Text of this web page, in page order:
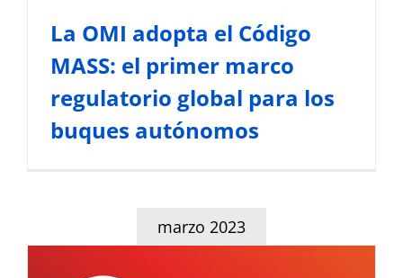
La OMI adopta el Código
MASS: el primer marco
regulatorio global para los
buques autónomos
marzo 2023